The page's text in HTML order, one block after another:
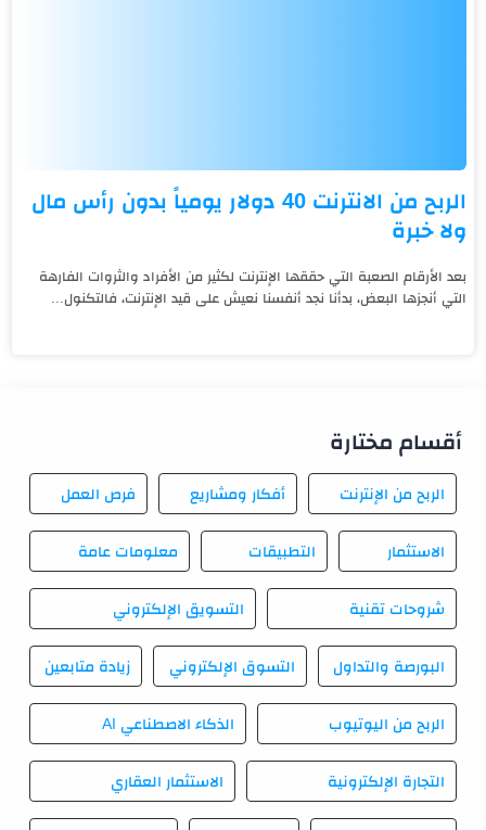
الربح من الانترنت 40 دولار يومياً بدون رأس مال
ولا خبرة
بعد الأرقام الصعبة التي حققها الإنترنت لكثير من الأفراد والثروات الفارهة
التي أنجزها البعض، بدأنا نجد أنفسنا نعيش على قيد الإنترنت، فالتكنول...
أقسام مختارة
الربح من الإنترنت أفكار ومشاريع فرص العمل
الاستثمار التطبيقات معلومات عامة
شروحات تقنية التسويق الإلكتروني
البورصة والتداول التسوق الإلكتروني زيادة متابعين
الربح من اليوتيوب الذكاء الاصطناعي AI
التجارة الإلكترونية الاستثمار العقاري